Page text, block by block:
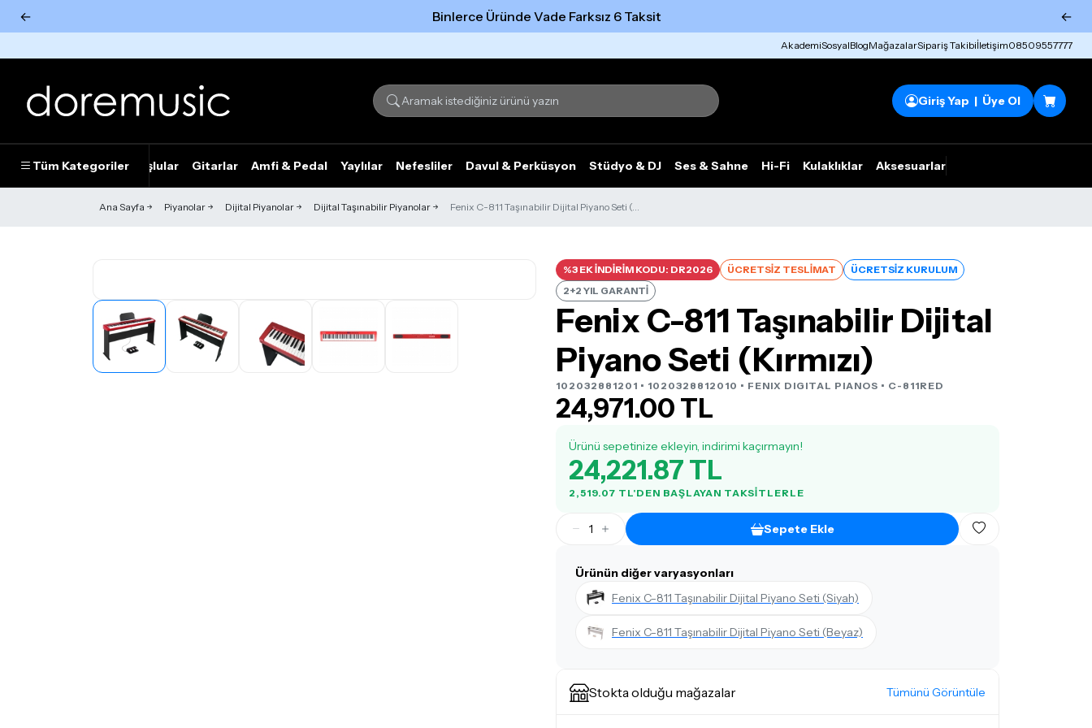
← Binlerce Üründe Vade Farksız 6 Taksit ←
AkademiSosyalBlogMağazalarSipariş Takibiİletişim08509557777
Giriş Yap | Üye Ol
Tüm Kategoriler
Piyanolar Tuşlular Gitarlar Amfi & Pedal Yaylılar Nefesliler Davul & Perküsyon Stüdyo & DJ Ses & Sahne Hi-Fi Kulaklıklar Aksesuarlar
Ana Sayfa Piyanolar Dijital Piyanolar Dijital Taşınabilir Piyanolar Fenix C-811 Taşınabilir Dijital Piyano Seti (...
%3 EK İNDİRİM KODU: DR2026 ÜCRETSİZ TESLİMAT
ÜCRETSİZ KURULUM
2+2 YIL GARANTİ
Fenix C-811 Taşınabilir Dijital
Piyano Seti (Kırmızı)
102032881201 • 1020328812010 • FENIX DIGITAL PIANOS • C-811RED
24,971.00 TL
Ürünü sepetinize ekleyin, indirimi kaçırmayın!
24,221.87 TL
2,519.07 TL'DEN BAŞLAYAN TAKSITLERLE
1 Sepete Ekle
Ürünün diğer varyasyonları
Fenix C-811 Taşınabilir Dijital Piyano Seti (Siyah)
Fenix C-811 Taşınabilir Dijital Piyano Seti (Beyaz)
Stokta olduğu mağazalar Tümünü Görüntüle
Tümünü Gör Tümünü gör